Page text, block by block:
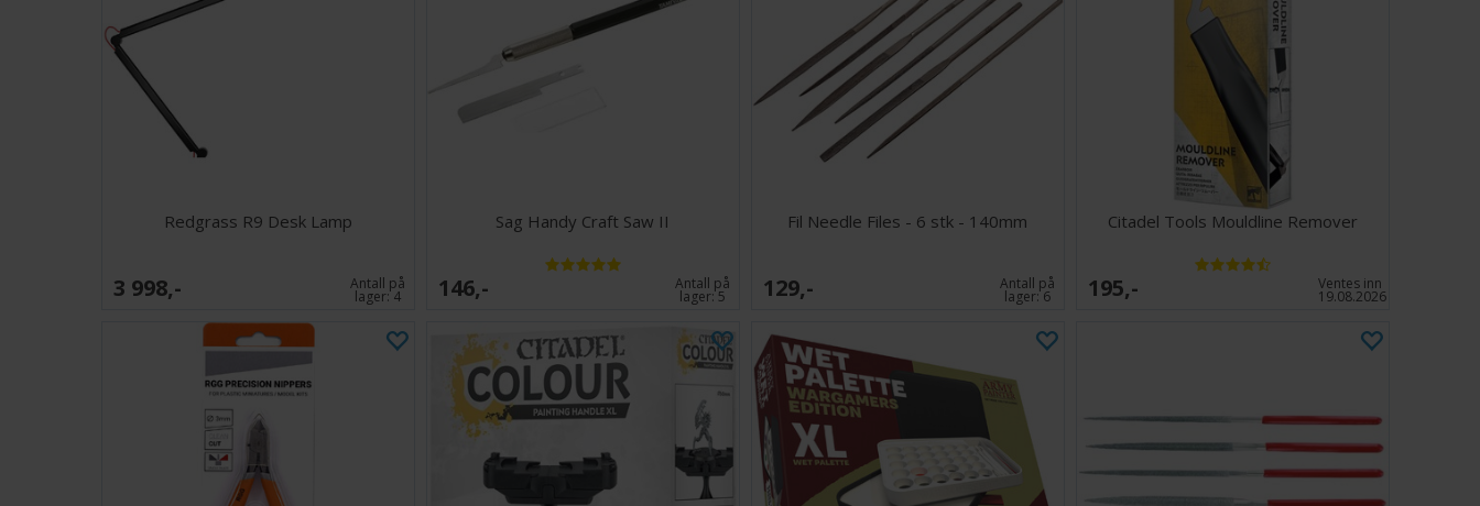
Redgrass R9 Desk Lamp
3 998,- Antall på
lager:4
Sag Handy Craft Saw II
146,- Antall på
lager:5
Fil Needle Files - 6 stk - 140mm
129,- Antall på
lager:6
Citadel Tools Mouldline Remover
195,- Ventes inn
19.08.2026